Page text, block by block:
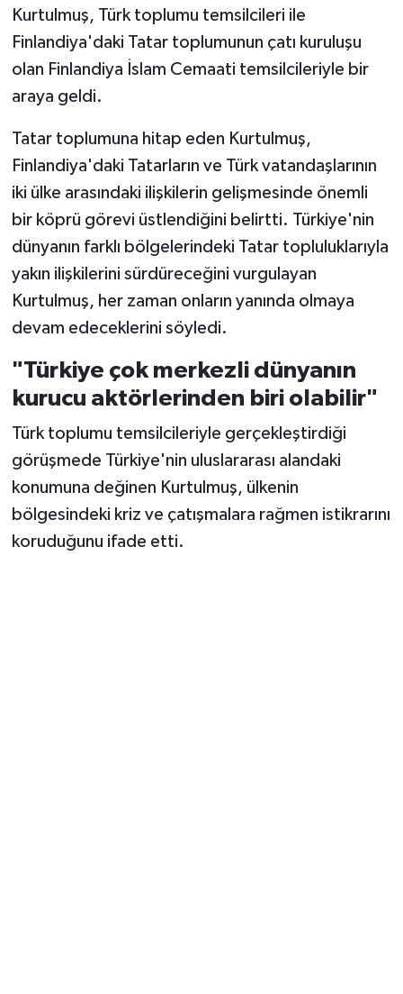
Kurtulmuş, Türk toplumu temsilcileri ile
Finlandiya'daki Tatar toplumunun çatı kuruluşu
olan Finlandiya İslam Cemaati temsilcileriyle bir
araya geldi.
Tatar toplumuna hitap eden Kurtulmuş,
Finlandiya'daki Tatarların ve Türk vatandaşlarının
iki ülke arasındaki ilişkilerin gelişmesinde önemli
bir köprü görevi üstlendiğini belirtti. Türkiye'nin
dünyanın farklı bölgelerindeki Tatar topluluklarıyla
yakın ilişkilerini sürdüreceğini vurgulayan
Kurtulmuş, her zaman onların yanında olmaya
devam edeceklerini söyledi.
"Türkiye çok merkezli dünyanın
kurucu aktörlerinden biri olabilir"
Türk toplumu temsilcileriyle gerçekleştirdiği
görüşmede Türkiye'nin uluslararası alandaki
konumuna değinen Kurtulmuş, ülkenin
bölgesindeki kriz ve çatışmalara rağmen istikrarını
koruduğunu ifade etti.
Siyaset
Sokak Hayvanlarını Sahiplendirme
Sonsöz Özel
Spor
Vasıta
Yaşam